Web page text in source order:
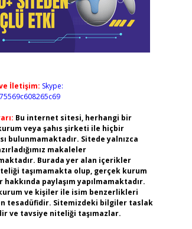
İletişim: Skype:
Bu internet sitesi, herhangi bir
veya şahıs şirketi ile hiçbir
bulunmamaktadır. Sitede yalnızca
makaleler
Burada yer alan içerikler
taşımamakta olup, gerçek kurum
hakkında paylaşım yapılmamaktadır.
ve kişiler ile isim benzerlikleri
tesadüfidir. Sitemizdeki bilgiler taslak
ve tavsiye niteliği taşımazlar.